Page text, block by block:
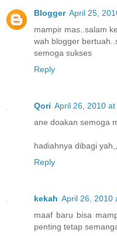
Blogger April 25,
mampir mas..salam
wah blogger
semoga sukses
Reply
Qori April 26, 2010 at
ane doakan semoga
hadiahnya dibagi yah,,,,
Reply
kekah April 26, 2010
maaf baru bisa
penting tetap